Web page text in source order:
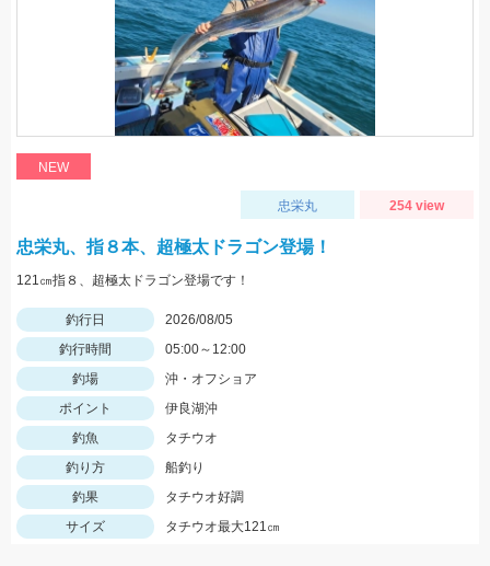
NEW
忠栄丸 254 view
忠栄丸、指８本、超極太ドラゴン登場！
121㎝指８、超極太ドラゴン登場です！
釣行日
2026/08/05
釣行時間
05:00～12:00
釣場
沖・オフショア
ポイント
伊良湖沖
釣魚
タチウオ
釣り方
船釣り
釣果
タチウオ好調
サイズ
タチウオ最大121㎝